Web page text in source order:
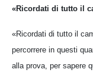
«Ricordati di tutto il
«Ricordati di tutto il
percorrere in questi
alla prova, per sapere